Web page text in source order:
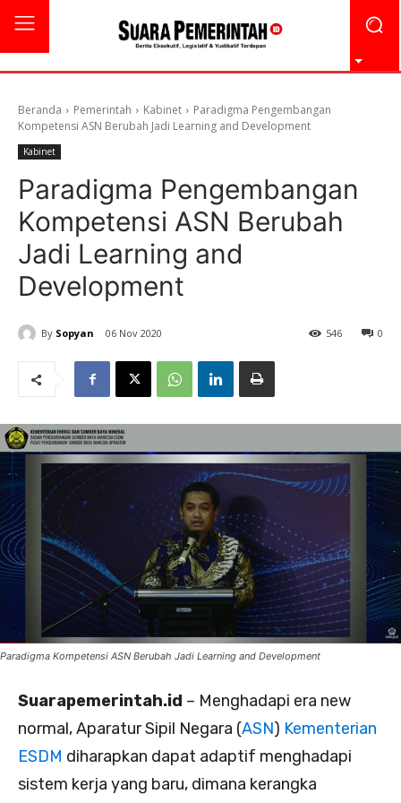
Beranda Pemerintah Kabinet
Paradigma Pengembangan
Kompetensi ASN Berubah Jadi Learning and Development
Kabinet
Paradigma Pengembangan
Kompetensi ASN Berubah
Jadi Learning and
Development
By Sopyan 06 Nov 2020 0
546
Paradigma Kompetensi ASN Berubah Jadi Learning and Development
Suarapemerintah.id – Menghadapi era new
normal, Aparatur Sipil Negara (ASN) Kementerian
ESDM diharapkan dapat adaptif menghadapi
sistem kerja yang baru, dimana kerangka